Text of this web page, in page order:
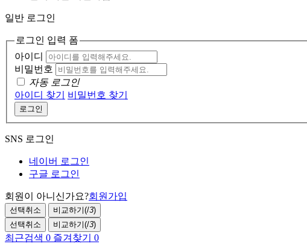
일반 로그인
로그인 입력 폼
아이디
비밀번호
로그인
자동 로그인
아이디 찾기
비밀번호 찾기
SNS 로그인
네이버 로그인
구글 로그인
회원이 아니신가요?회원가입
선택취소 비교하기(/3)
선택취소
비교하기(/3)
최근검색 0 즐겨찾기 0